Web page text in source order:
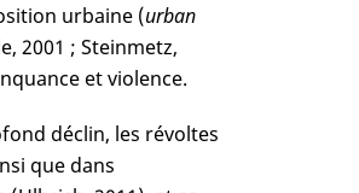
urbaine (urban
2001 ; Steinmetz,
et violence.
déclin, les révoltes
que dans